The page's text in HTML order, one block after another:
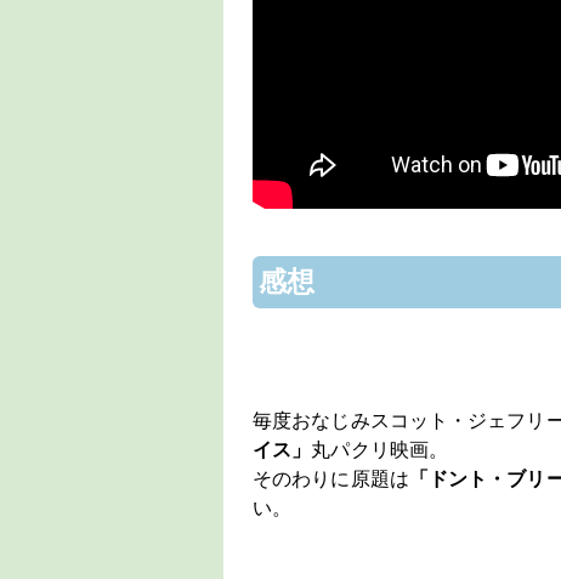
感想
毎度おなじみスコット・ジェフリ
イス」 丸パクリ映画。
そのわりに原題は 「ドント・ブリ
い。